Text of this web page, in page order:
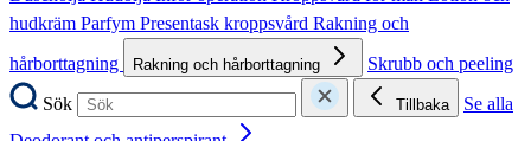
hudkräm Parfym Presentask kroppsvård Rakning och
hårborttagning
Rakning och hårborttagning
Skrubb och peeling
Sök
Tillbaka
Se alla